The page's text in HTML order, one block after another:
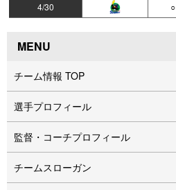
4/30
○
MENU
チーム情報 TOP
選手プロフィール
監督・コーチプロフィール
チームスローガン